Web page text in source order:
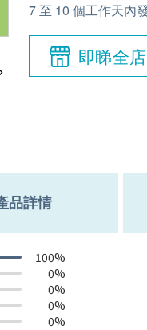
7 至 10 個工作天內
即睇全
品詳情
100%
0%
0%
0%
0%